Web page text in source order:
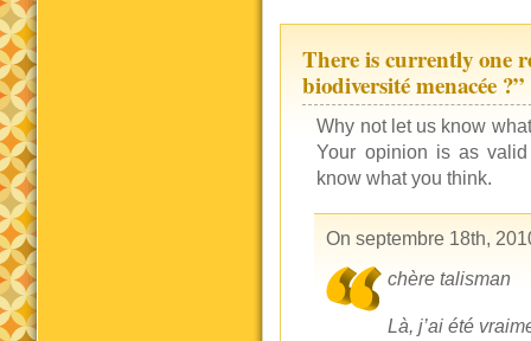
There is currently one
biodiversité menacée ?”
Why not let us know
Your opinion is as
know what you think.
On septembre 18th,
chère talisman
Là, j’ai été